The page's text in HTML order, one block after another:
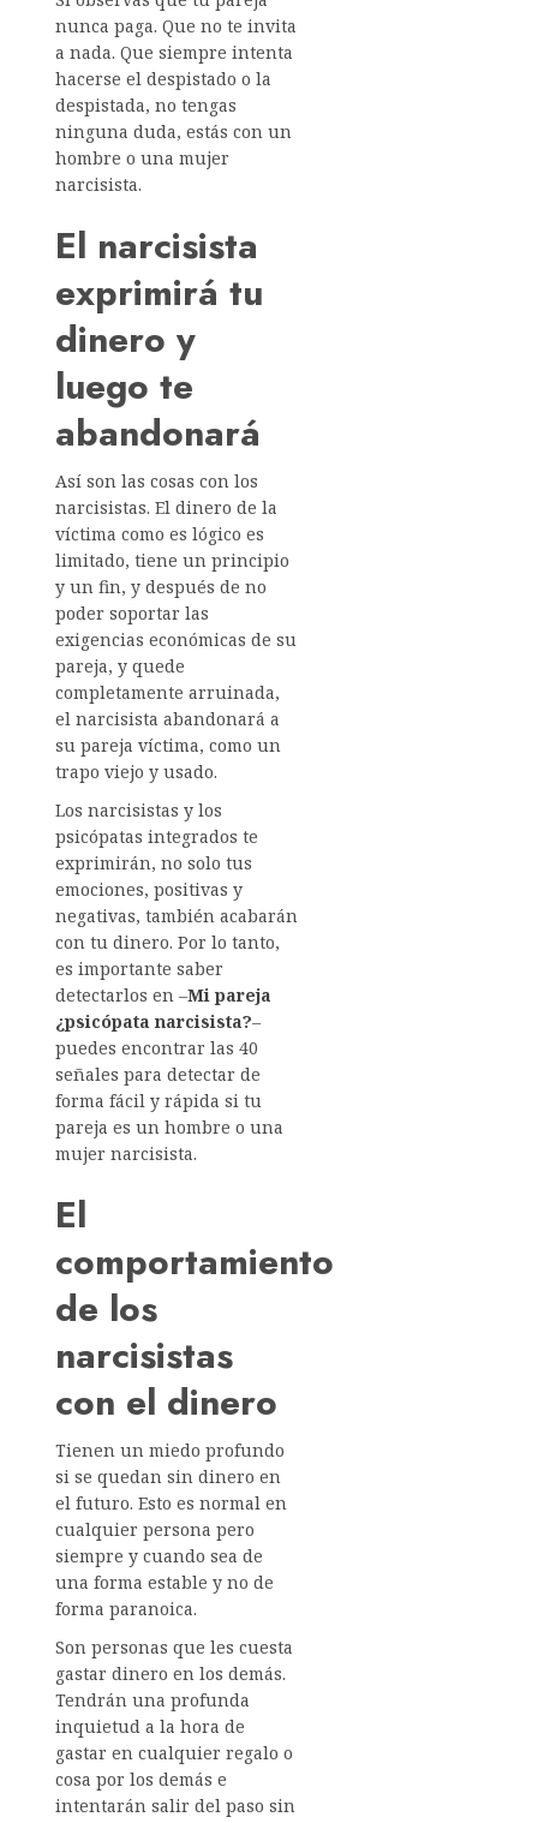
nunca paga. Que no te invita
a nada. Que siempre intenta
hacerse el despistado o la
despistada, no tengas
ninguna duda, estás con un
hombre o una mujer
narcisista.
El narcisista
exprimirá tu
dinero y
luego te
abandonará
Así son las cosas con los
narcisistas. El dinero de la
víctima como es lógico es
limitado, tiene un principio
y un fin, y después de no
poder soportar las
exigencias económicas de su
pareja, y quede
completamente arruinada,
el narcisista abandonará a
su pareja víctima, como un
trapo viejo y usado.
Los narcisistas y los
psicópatas integrados te
exprimirán, no solo tus
emociones, positivas y
negativas, también acabarán
con tu dinero. Por lo tanto,
es importante saber
detectarlos en –Mi pareja
¿psicópata narcisista?–
puedes encontrar las 40
señales para detectar de
forma fácil y rápida si tu
pareja es un hombre o una
mujer narcisista.
El
comportamiento
de los
narcisistas
con el dinero
Tienen un miedo profundo
si se quedan sin dinero en
el futuro. Esto es normal en
cualquier persona pero
siempre y cuando sea de
una forma estable y no de
forma paranoica.
Son personas que les cuesta
gastar dinero en los demás.
Tendrán una profunda
inquietud a la hora de
gastar en cualquier regalo o
cosa por los demás e
intentarán salir del paso sin